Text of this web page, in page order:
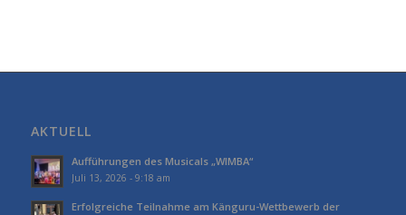
AKTUELL
Aufführungen des Musicals „WIMBA“
Juli 13, 2026 - 9:18 am
Erfolgreiche Teilnahme am Känguru-Wettbewerb der